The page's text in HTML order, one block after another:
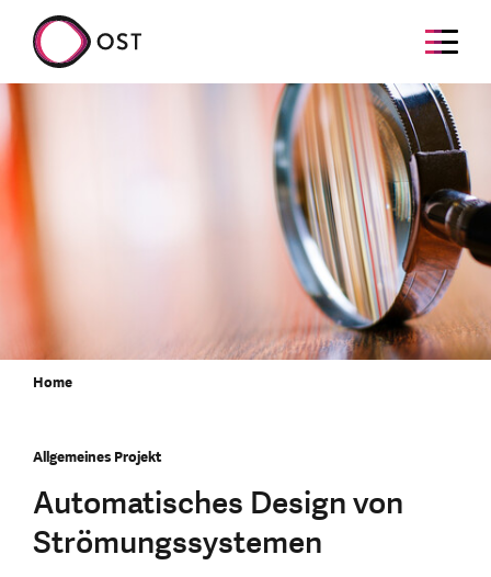
Home
Allgemeines Projekt
Automatisches Design von
Strömungssystemen